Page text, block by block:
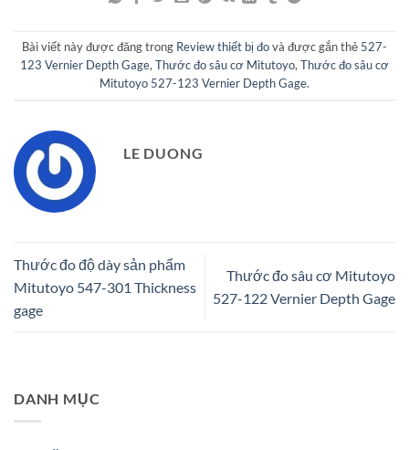
Bài viết này được đăng trong Review thiết bị đovà được gắn thẻ 527-
123 Vernier Depth Gage, Thước đo sâu cơ Mitutoyo, Thước đo sâu cơ
Mitutoyo 527-123 Vernier Depth Gage.
LE DUONG
Thước đo độ dày sản phẩm
Mitutoyo 547-301 Thickness
gage
Thước đo sâu cơ Mitutoyo
527-122 Vernier Depth Gage
DANH MỤC